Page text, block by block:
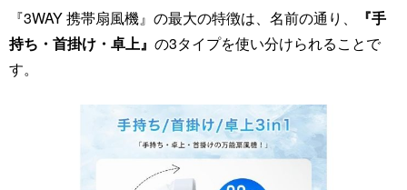
『3WAY 携帯扇風機』の最大の特徴は、名前の通り、
『手
持ち・首掛け・卓上』 の3タイプを使い分けられることで
す。